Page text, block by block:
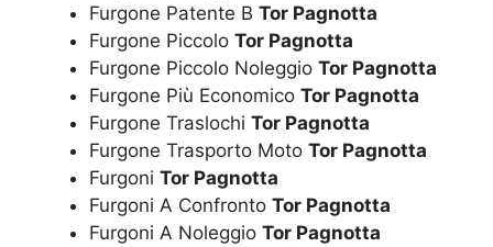
Furgone Patente B Tor Pagnotta
Furgone Piccolo Tor Pagnotta
Furgone Piccolo Noleggio Tor Pagnotta
Furgone Più Economico Tor Pagnotta
Furgone Traslochi Tor Pagnotta
Furgone Trasporto Moto Tor Pagnotta
Furgoni Tor Pagnotta
Furgoni A Confronto Tor Pagnotta
Furgoni A Noleggio Tor Pagnotta